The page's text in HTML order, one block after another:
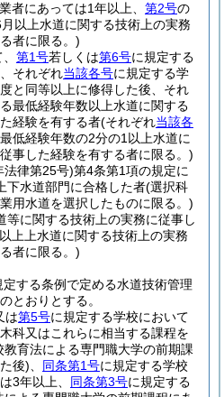
者にあっては1年以上、 第2号の
以上水道に関する技術上の実務
者に限る。)
第1号若しくは第6号に規定する
それぞれ当該各号に規定する学
と同等以上に修得した後、それ
最低経験年数以上水道に関する
経験を有する者(それぞれ当該各
低経験年数の2分の1以上水道に
事した経験を有する者に限る。)
法律第25号)第4条第1項の規定に
下水道部門に合格した者(選択科
用水道を選択したものに限る。)
等に関する技術上の実務に従事し
上上水道に関する技術上の実務
者に限る。)
する条例で定める水道技術管理
とおりとする。
は第5号に規定する学校において
科又はこれらに相当する課程を
教育法による専門職大学の前期課
後)
同条第1号に規定する学校
3年以上、 同条第3号に規定する